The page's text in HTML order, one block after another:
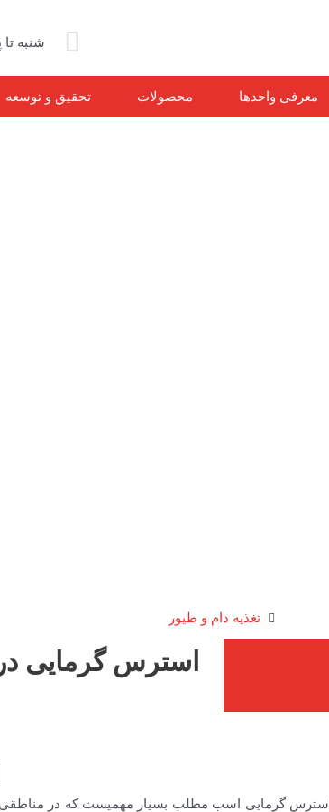
شنبه تا
معرفی واحدها محصولات تحقیق و توسعه
تغذیه دام و طیور
استرس گرمایی
استرس گرمایی اسب مطلب بسیار مهمیست که در مناطقی